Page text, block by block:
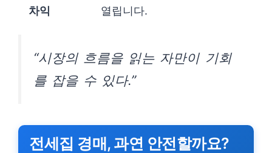
차익
열립니다.
“시장의 흐름을 읽는 자만이 기회
를 잡을 수 있다.”
전세집 경매, 과연 안전할까요?